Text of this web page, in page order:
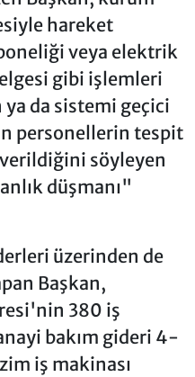
hareket
veya elektrik
gibi işlemleri
ya da sistemi geçici
personellerin tespit
söyleyen
düşmanı"
üzerinden de
Başkan,
380 iş
bakım gideri 4-
iş makinası